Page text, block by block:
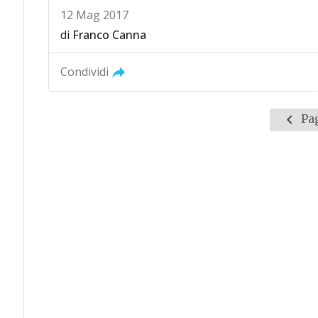
12 Mag 2017
di Franco Canna
Condividi
Pagina